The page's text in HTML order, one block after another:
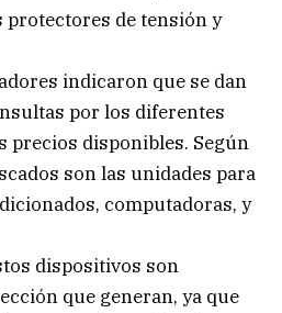
protectores de tensión y
indicaron que se dan
por los diferentes
precios disponibles. Según
son las unidades para
computadoras, y
dispositivos son
que generan, ya que